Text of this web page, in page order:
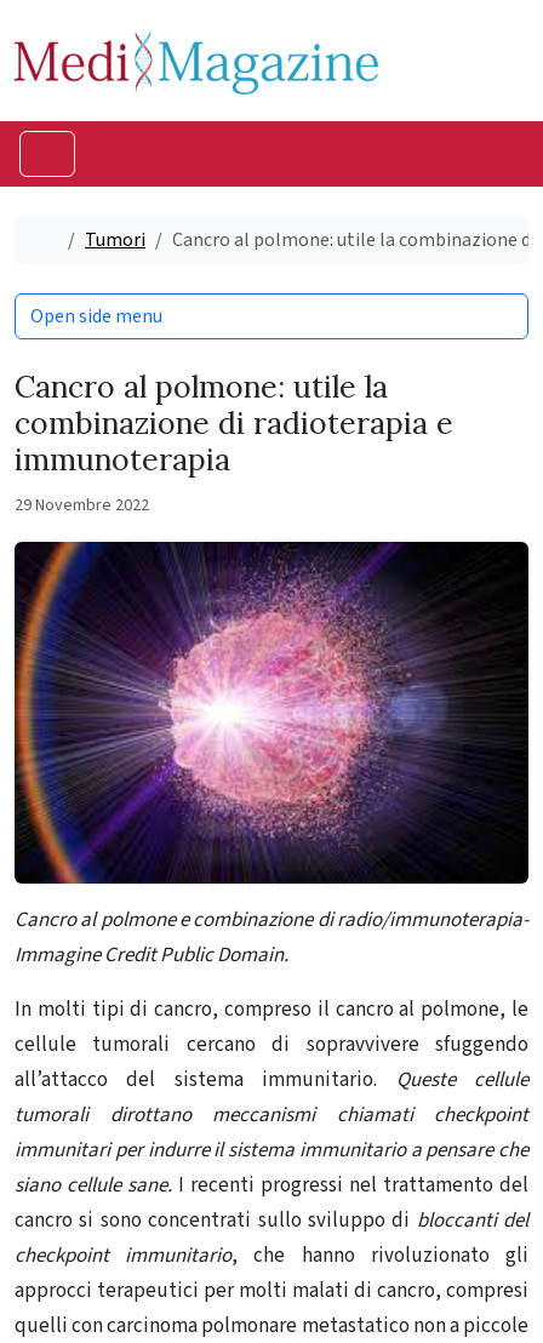
HomeTumori Cancro al polmone: utile la combinazione
Cancro al polmone: utile la
combinazione di radioterapia e
immunoterapia
29 Novembre 2022
Cancro al polmone e combinazione di radio/immunoterapia-
Immagine Credit Public Domain.
In molti tipi di cancro, compreso il cancro al polmone, le
cellule tumorali cercano di sopravvivere sfuggendo
all’attacco del sistema immunitario. Queste cellule
tumorali dirottano meccanismi chiamati checkpoint
immunitari per indurre il sistema immunitario a pensare che
siano cellule sane. I recenti progressi nel trattamento del
cancro si sono concentrati sullo sviluppo di bloccanti del
checkpoint immunitario, che hanno rivoluzionato gli
approcci terapeutici per molti malati di cancro, compresi
quelli con carcinoma polmonare metastatico non a piccole
Open side menu